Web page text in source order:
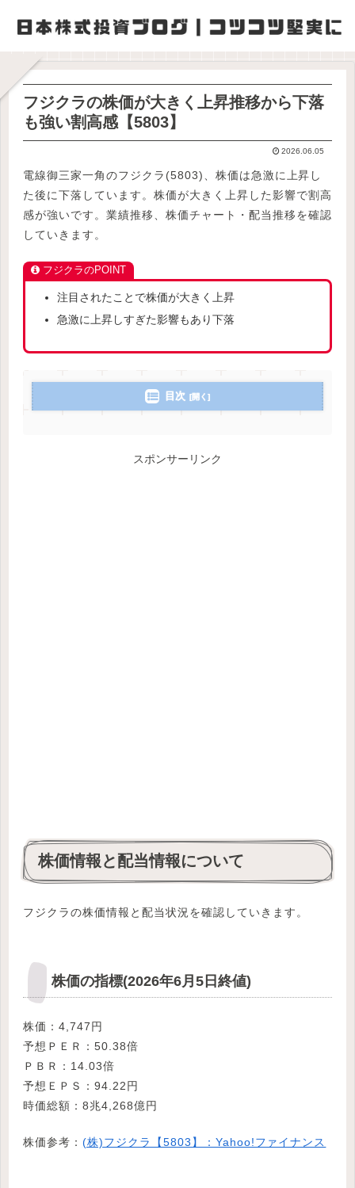
フジクラの株価が大きく上昇推移から下落
も強い割高感【5803】
2026.06.05
電線御三家一角のフジクラ(5803)、株価は急激に上昇し
た後に下落しています。株価が大きく上昇した影響で割高
感が強いです。業績推移、株価チャート・配当推移を確認
していきます。
フジクラのPOINT
注目されたことで株価が大きく上昇
急激に上昇しすぎた影響もあり下落
目次
スポンサーリンク
株価情報と配当情報について
フジクラの株価情報と配当状況を確認していきます。
株価の指標(2026年6月5日終値)
株価：4,747円
予想ＰＥＲ：50.38倍
ＰＢＲ：14.03倍
予想ＥＰＳ：94.22円
時価総額：8兆4,268億円
株価参考： (株)フジクラ【5803】：Yahoo!ファイナンス